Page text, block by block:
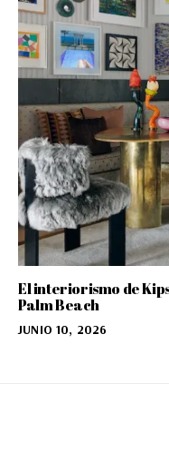
El interiorismo de
Palm Beach
JUNIO 10, 2026